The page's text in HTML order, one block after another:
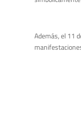
Además, el 11